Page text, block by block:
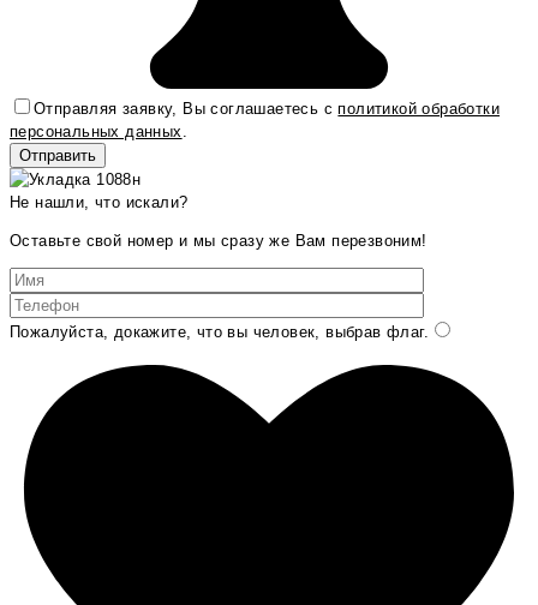
Отправляя заявку, Вы соглашаетесь сполитикой обработки
персональных данных
Не нашли, что искали?
Оставьте свой номер и мы сразу же Вам перезвоним!
Пожалуйста, докажите, что вы человек, выбрав флаг.